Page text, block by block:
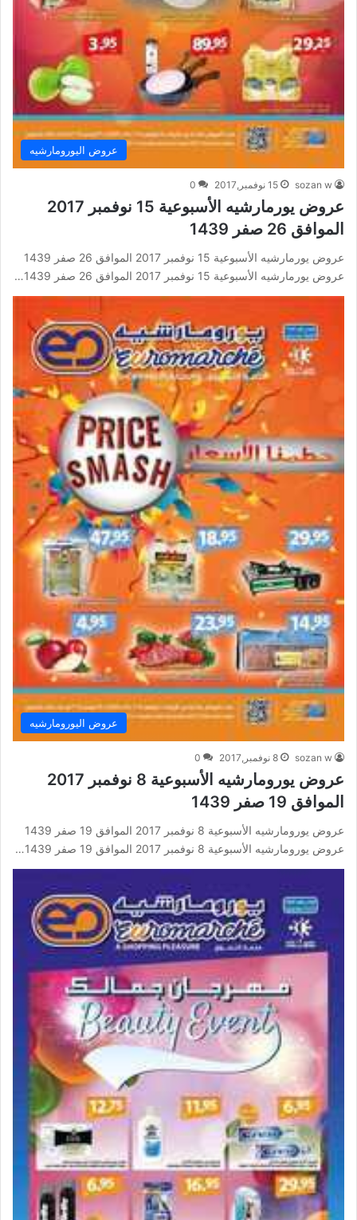
عروض اليورومارشيه
sozan w 15 نوفمبر,2017 0
عروض يورمارشيه الأسبوعية 15 نوفمبر 2017
الموافق 26 صفر 1439
عروض يورمارشيه الأسبوعية 15 نوفمبر 2017 الموافق 26 صفر 1439
عروض يورمارشيه الأسبوعية 15 نوفمبر 2017 الموافق 26 صفر 1439…
عروض اليورومارشيه
sozan w 8 نوفمبر,2017 0
عروض يورومارشيه الأسبوعية 8 نوفمبر 2017
الموافق 19 صفر 1439
عروض يورومارشيه الأسبوعية 8 نوفمبر 2017 الموافق 19 صفر 1439
عروض يورومارشيه الأسبوعية 8 نوفمبر 2017 الموافق 19 صفر 1439…